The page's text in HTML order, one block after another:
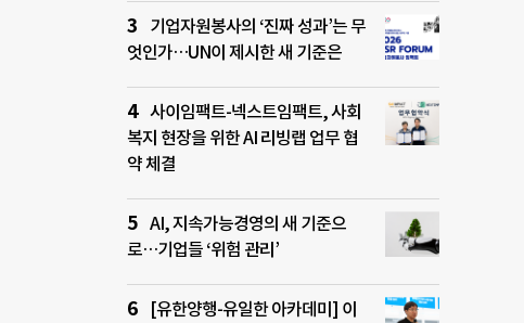
기업자원봉사의 ‘진짜 성과’는 무
엇인가…UN이 제시한 새 기준은
사이임팩트-넥스트임팩트, 사회
복지 현장을 위한 AI 리빙랩 업무 협
약 체결
AI, 지속가능경영의 새 기준으
로…기업들 ‘위험 관리’
[유한양행-유일한 아카데미] 이